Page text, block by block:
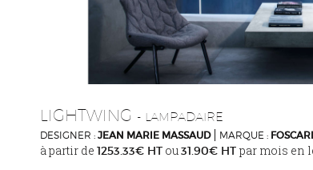
LIGHTWING - LAMPADAIRE
DESIGNER : JEAN MARIE MASSAUD MARQUE :
à partir de 1253.33€ HT ou31.90€ HT par mois en